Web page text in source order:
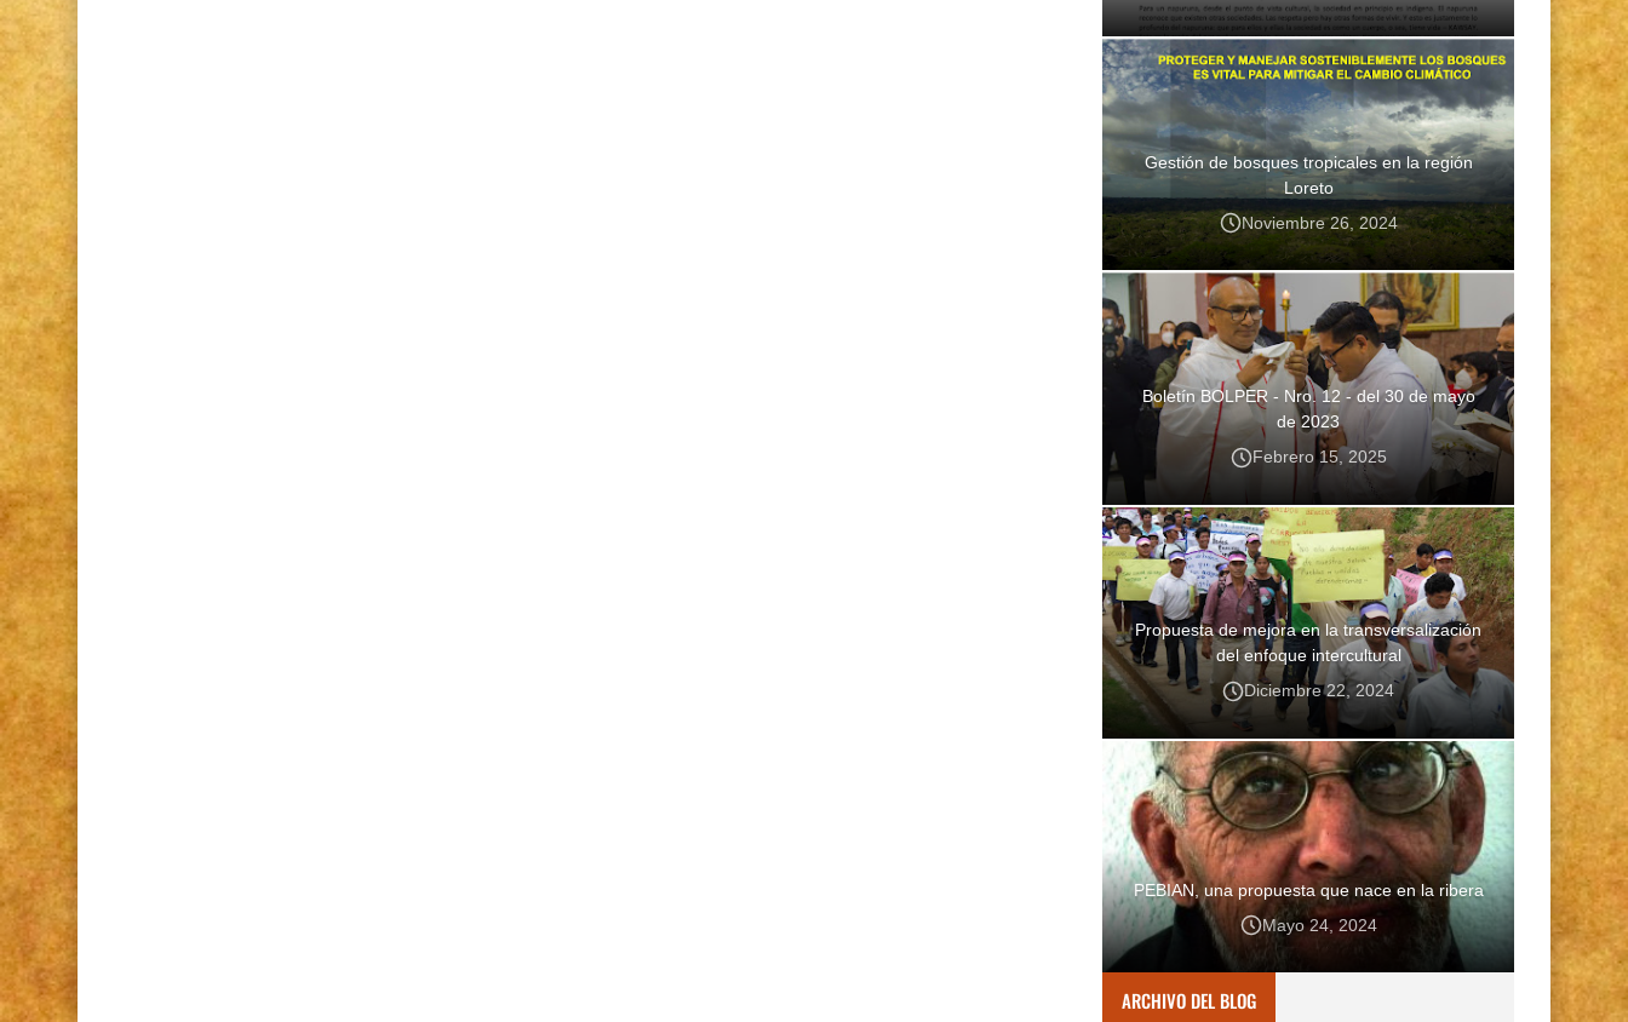
Gestión de bosques tropicales en la región
Loreto
Noviembre 26, 2024
Boletín BOLPER - Nro. 12 - del 30 de mayo
de 2023
Febrero 15, 2025
Propuesta de mejora en la transversalización
del enfoque intercultural
Diciembre 22, 2024
PEBIAN, una propuesta que nace en la ribera
Mayo 24, 2024
ARCHIVO DEL BLOG